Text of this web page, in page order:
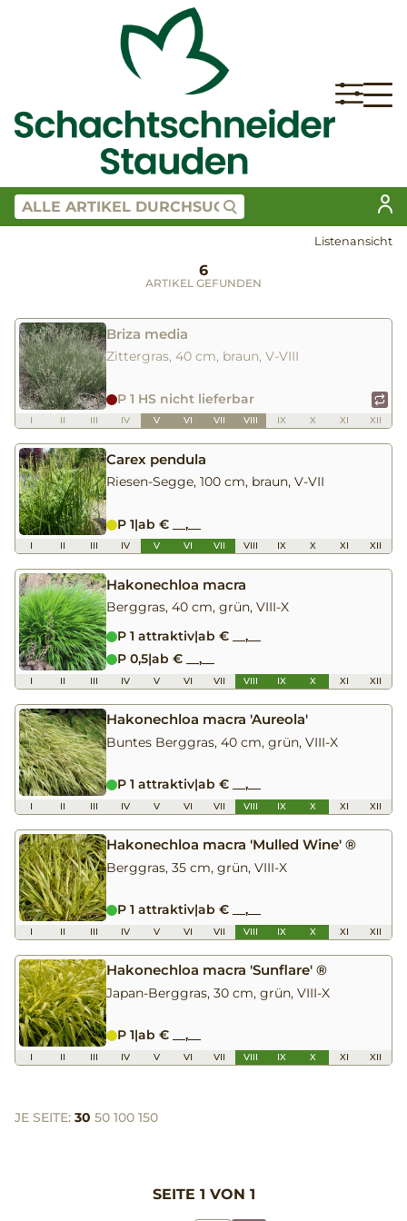
Listenansicht
6
ARTIKEL GEFUNDEN
Briza media
Zittergras, 40 cm, braun, V-VIII
P 1 HS nicht lieferbar
I II III IV V VI VII VIII IX X XI XII
Carex pendula
Riesen-Segge, 100 cm, braun, V-VII
P 1|ab € __,__
I II III IV V VI VII VIII IX X XI XII
Hakonechloa macra
Berggras, 40 cm, grün, VIII-X
P 1 attraktiv|ab € __,__
P 0,5|ab € __,__
I II III IV V VI VII VIII IX X XI XII
Hakonechloa macra 'Aureola'
Buntes Berggras, 40 cm, grün, VIII-X
P 1 attraktiv|ab € __,__
I II III IV V VI VII VIII IX X XI XII
Hakonechloa macra 'Mulled Wine' ®
Berggras, 35 cm, grün, VIII-X
P 1 attraktiv|ab € __,__
I II III IV V VI VII VIII IX X XI XII
Hakonechloa macra 'Sunflare' ®
Japan-Berggras, 30 cm, grün, VIII-X
P 1|ab € __,__
I II III IV V VI VII VIII IX X XI XII
JE SEITE: 30 50 100 150
SEITE 1 VON 1